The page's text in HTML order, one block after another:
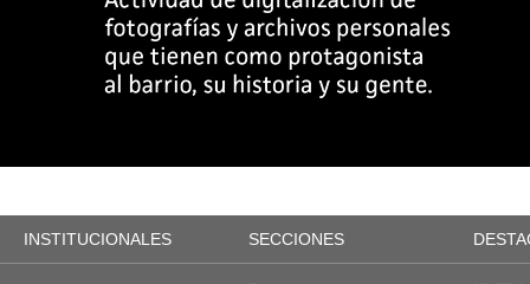
INSTITUCIONALES SECCIONES